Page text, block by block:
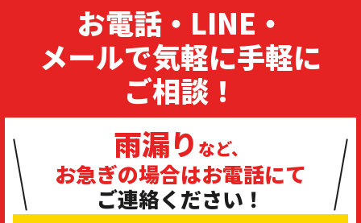
お電話・LINE・
メールで気軽に手軽に
ご相談！
雨漏り など、
お急ぎの場合はお電話にて
ご連絡ください！